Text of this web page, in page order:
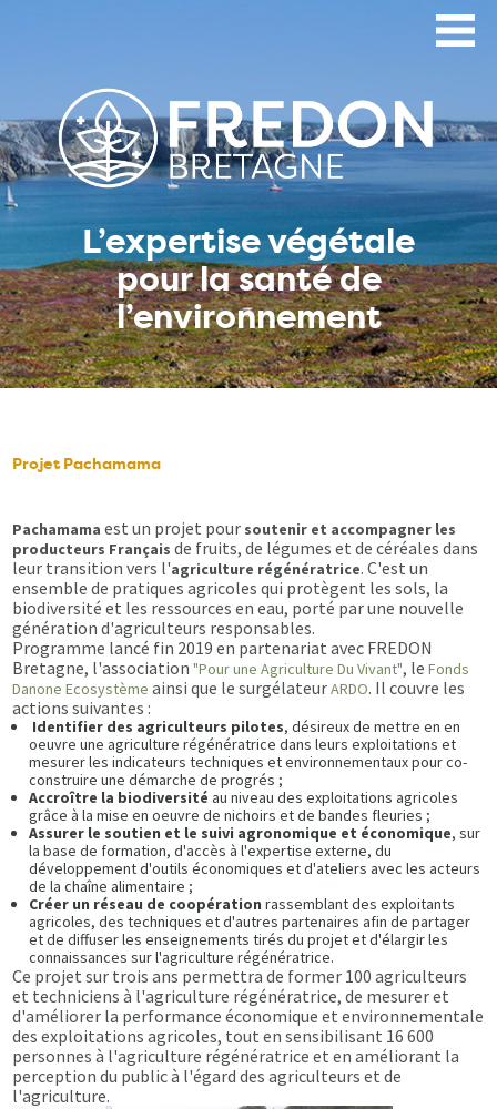
L’expertise végétale
pour la santé de
l’environnement
Projet Pachamama
Pachamama est un projet pour soutenir et accompagner les
producteurs Français de fruits, de légumes et de céréales dans
leur transition vers l'agriculture régénératrice. C'est un
ensemble de pratiques agricoles qui protègent les sols, la
biodiversité et les ressources en eau, porté par une nouvelle
génération d'agriculteurs responsables.
Programme lancé fin 2019 en partenariat avec FREDON
Bretagne, l'association"Pour une Agriculture Du Vivant", leFonds
Danone Ecosystème ainsi que le surgélateurARDO. Il couvre les
actions suivantes :
Identifier des agriculteurs pilotes, désireux de mettre en en
oeuvre une agriculture régénératrice dans leurs exploitations et
mesurer les indicateurs techniques et environnementaux pour co-
construire une démarche de progrés ;
Accroître la biodiversité au niveau des exploitations agricoles
grâce à la mise en oeuvre de nichoirs et de bandes fleuries ;
Assurer le soutien et le suivi agronomique et économique, sur
la base de formation, d'accès à l'expertise externe, du
développement d'outils économiques et d'ateliers avec les acteurs
de la chaîne alimentaire ;
Créer un réseau de coopération rassemblant des exploitants
agricoles, des techniques et d'autres partenaires afin de partager
et de diffuser les enseignements tirés du projet et d'élargir les
connaissances sur l'agriculture régénératrice.
Ce projet sur trois ans permettra de former 100 agriculteurs
et techniciens à l'agriculture régénératrice, de mesurer et
d'améliorer la performance économique et environnementale
des exploitations agricoles, tout en sensibilisant 16 600
personnes à l'agriculture régénératrice et en améliorant la
perception du public à l'égard des agriculteurs et de
l'agriculture.